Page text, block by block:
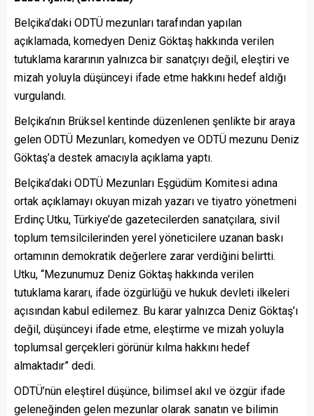
Belçika’daki ODTÜ mezunları tarafından yapılan
açıklamada, komedyen Deniz Göktaş hakkında verilen
tutuklama kararının yalnızca bir sanatçıyı değil, eleştiri ve
mizah yoluyla düşünceyi ifade etme hakkını hedef aldığı
vurgulandı.
Belçika’nın Brüksel kentinde düzenlenen şenlikte bir araya
gelen ODTÜ Mezunları, komedyen ve ODTÜ mezunu Deniz
Göktaş’a destek amacıyla açıklama yaptı.
Belçika’daki ODTÜ Mezunları Eşgüdüm Komitesi adına
ortak açıklamayı okuyan mizah yazarı ve tiyatro yönetmeni
Erdinç Utku, Türkiye’de gazetecilerden sanatçılara, sivil
toplum temsilcilerinden yerel yöneticilere uzanan baskı
ortamının demokratik değerlere zarar verdiğini belirtti.
Utku, “Mezunumuz Deniz Göktaş hakkında verilen
tutuklama kararı, ifade özgürlüğü ve hukuk devleti ilkeleri
açısından kabul edilemez. Bu karar yalnızca Deniz Göktaş’ı
değil, düşünceyi ifade etme, eleştirme ve mizah yoluyla
toplumsal gerçekleri görünür kılma hakkını hedef
almaktadır” dedi.
ODTÜ’nün eleştirel düşünce, bilimsel akıl ve özgür ifade
geleneğinden gelen mezunlar olarak sanatın ve bilimin